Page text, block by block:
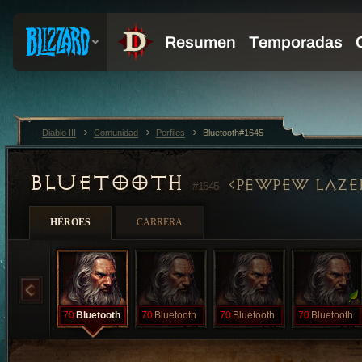
BLUETOOTH #1645 PEWPEW
HÉROES CARRERA
70 Bluetooth 70 Bluetooth 70 Bluetooth 70 Bluetooth
Diablo III Comunidad Perfiles Bluetooth#1645